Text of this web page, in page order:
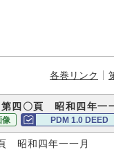
各巻リンク
第四〇頁 昭和四年
像 PDM 1.0 DEED
昭和四年一一月